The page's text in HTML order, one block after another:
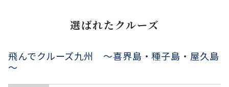
選ばれたクルーズ
飛んでクルーズ九州 ～喜界島・種子島・屋久島
～